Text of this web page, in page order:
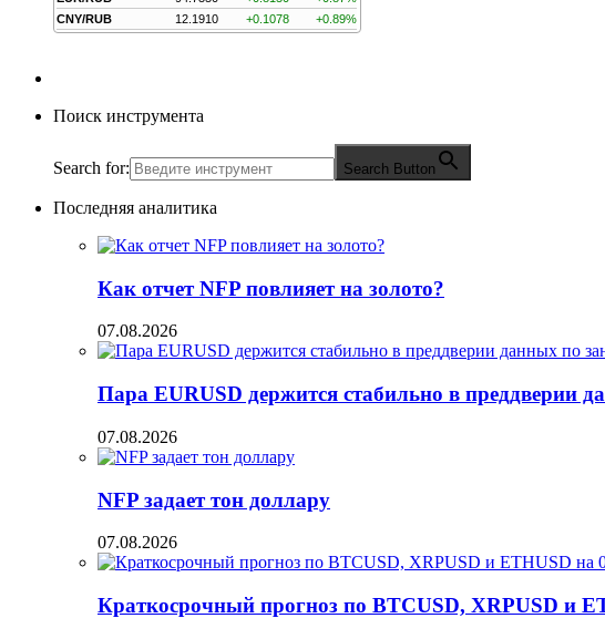
CNY/RUB
12.1910 +0.1078 +0.89%
Поиск инструмента
Search for: Search Button
Последняя аналитика
Как отчет NFP повлияет на золото?
07.08.2026
Пара EURUSD держится стабильно в преддверии
07.08.2026
NFP задает тон доллару
07.08.2026
Краткосрочный прогноз по BTCUSD, XRPUSD и